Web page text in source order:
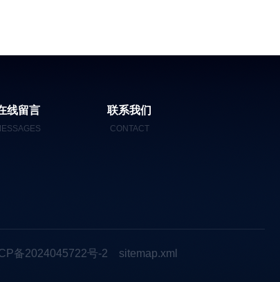
线留言 联系我们
CONTACT
备2024045722号-2 sitemap.xml